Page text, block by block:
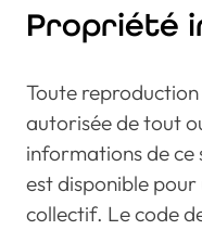
Propriété
Toute
autorisée de tout
informations de ce
est disponible
collectif. Le code